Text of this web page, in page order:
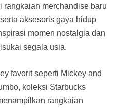
rangkaian merchandise baru
aksesoris gaya hidup
momen nostalgia dan
segala usia.
favorit seperti Mickey and
koleksi Starbucks
rangkaian